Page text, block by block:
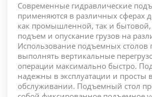
Современные гидравлические
применяются в различных сферах
как промышленной, так и бытовой,
подъем и опускание грузов на
Использование подъемных столов
выполнять вертикальные
операции максимально быстро.
надежны в эксплуатации и просты
обслуживании. Подъемный стол